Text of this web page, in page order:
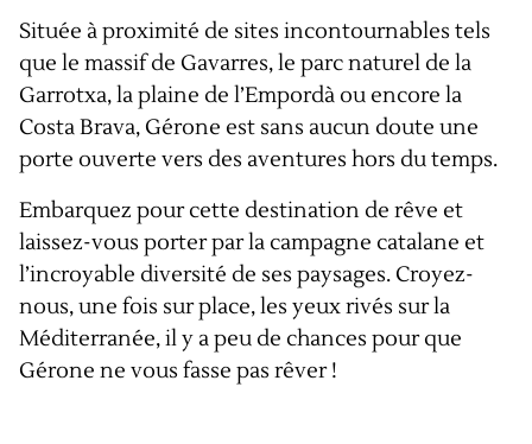
Située à proximité de sites incontournables tels
que le massif de Gavarres, le parc naturel de la
Garrotxa, la plaine de l’Empordà ou encore la
Costa Brava, Gérone est sans aucun doute une
porte ouverte vers des aventures hors du temps.
Embarquez pour cette destination de rêve et
laissez-vous porter par la campagne catalane et
l’incroyable diversité de ses paysages. Croyez-
nous, une fois sur place, les yeux rivés sur la
Méditerranée, il y a peu de chances pour que
Gérone ne vous fasse pas rêver !